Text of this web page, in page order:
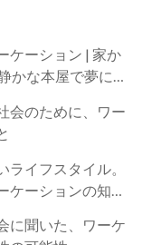
ケーション | 家か
かな本屋で夢に近
会のために、ワー
ライフスタイル。
ケーションの知ら
に聞いた、ワーケ